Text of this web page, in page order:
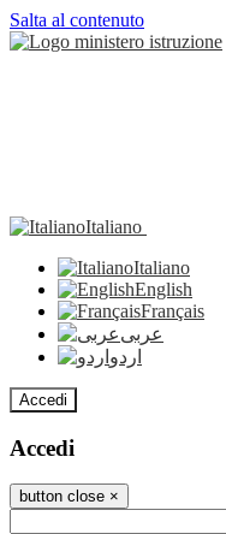
Salta al contenuto
Italiano
Italiano
English
Français
عربى
اردو
Accedi
Accedi
button close ×